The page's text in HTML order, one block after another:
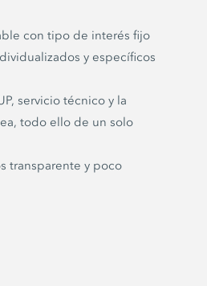
con tipo de interés fijo
y específicos
servicio técnico y la
todo ello de un solo
transparente y poco